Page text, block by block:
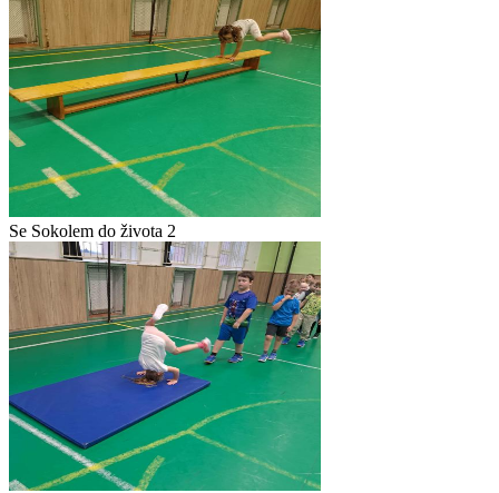
Se Sokolem do života 2